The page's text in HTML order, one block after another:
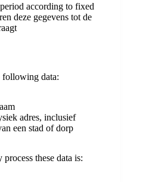
according to fixed
deze gegevens tot de
following data:
adres, inclusief
een stad of dorp
these data is: